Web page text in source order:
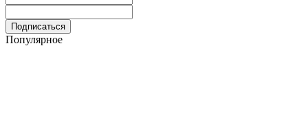
Популярное